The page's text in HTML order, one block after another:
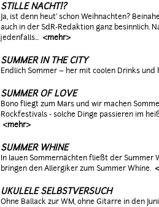
STILLE NACHT!?
Ja, ist denn heut' schon Weihnachten?
auch in der SdR-Redaktion ganz besinnlich.
jedenfalls... <mehr>
SUMMER IN THE CITY
Endlich Sommer – her mit coolen Drinks
SUMMER OF LOVE
Bono fliegt zum Mars und wir machen
Rockfestivals - solche Dinge passieren im
<mehr>
SUMMER WHINE
In lauen Sommernächten fließt der Summer
bringen den Allergiker zum Summer Whine.
UKULELE SELBSTVERSUCH
Ohne Ballack zur WM, ohne Gitarre in den